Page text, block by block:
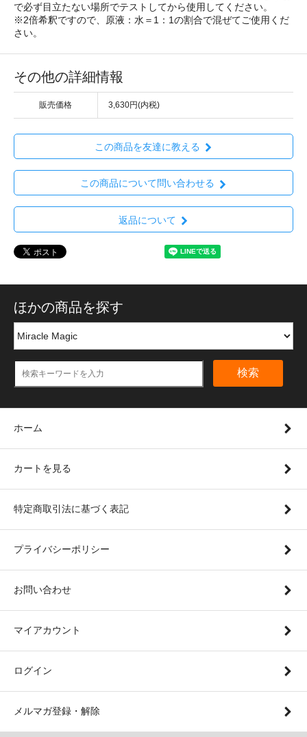
で必ず目立たない場所でテストしてから使用してください。
※2倍希釈ですので、原液：水＝1：1の割合で混ぜてご使用くだ
さい。
その他の詳細情報
販売価格 3,630円(内税)
この商品を友達に教える
この商品について問い合わせる
返品について
ほかの商品を探す
検索
ホーム
カートを見る
特定商取引法に基づく表記
プライバシーポリシー
お問い合わせ
マイアカウント
ログイン
メルマガ登録・解除